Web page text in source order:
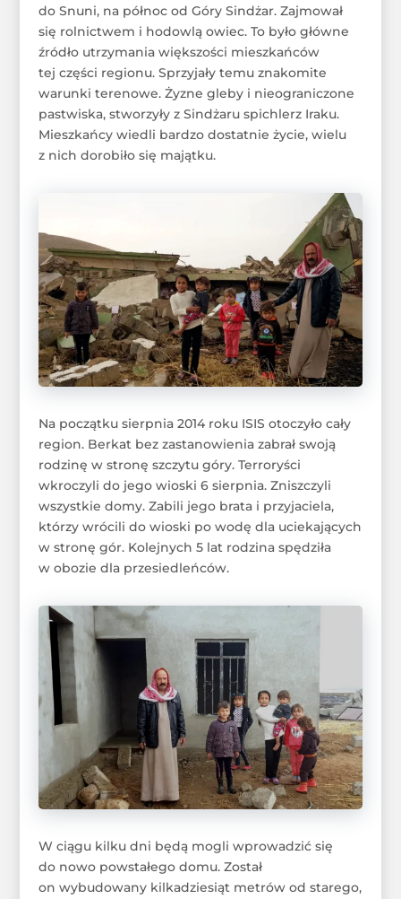
do Snuni, na północ od Góry Sindżar. Zajmował
się rolnictwem i hodowlą owiec. To było główne
źródło utrzymania większości mieszkańców
tej części regionu. Sprzyjały temu znakomite
warunki terenowe. Żyzne gleby i nieograniczone
pastwiska, stworzyły z Sindżaru spichlerz Iraku.
Mieszkańcy wiedli bardzo dostatnie życie, wielu
z nich dorobiło się majątku.
Na początku sierpnia 2014 roku ISIS otoczyło cały
region. Berkat bez zastanowienia zabrał swoją
rodzinę w stronę szczytu góry. Terroryści
wkroczyli do jego wioski 6 sierpnia. Zniszczyli
wszystkie domy. Zabili jego brata i przyjaciela,
którzy wrócili do wioski po wodę dla uciekających
w stronę gór. Kolejnych 5 lat rodzina spędziła
w obozie dla przesiedleńców.
W ciągu kilku dni będą mogli wprowadzić się
do nowo powstałego domu. Został
on wybudowany kilkadziesiąt metrów od starego,